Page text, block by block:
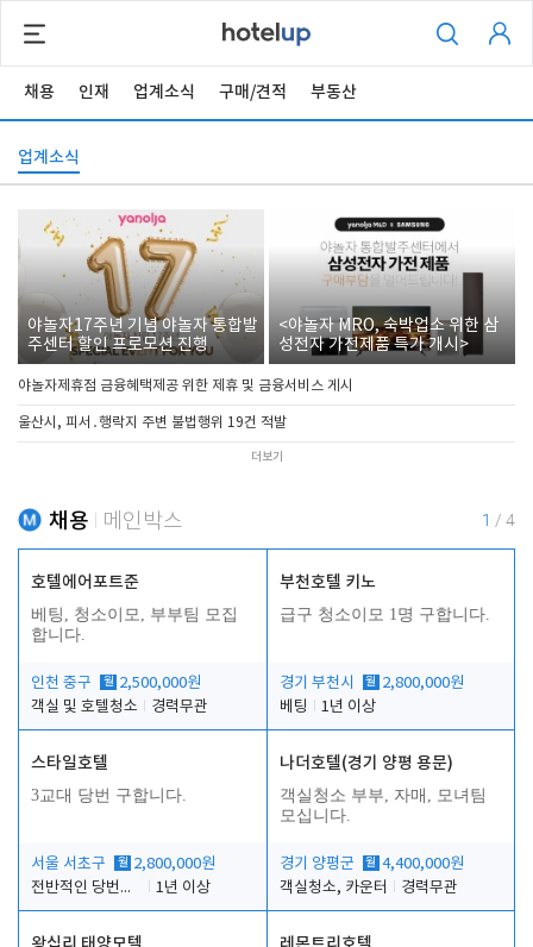
채용 인재 업계소식 구매/견적 부동산
업계소식
야놀자17주년 기념 야놀자 통합발
주센터 할인 프로모션 진행
<야놀자 MRO, 숙박업소 위한 삼
성전자 가전제품 특가 개시>
야놀자제휴점 금융혜택제공 위한 제휴 및 금융서비스 게시
울산시, 피서․행락지 주변 불법행위 19건 적발
더보기
채용 메인박스 1 / 4
호텔에어포트준
베팅, 청소이모, 부부팀 모집
합니다.
인천 중구 월 2,500,000원
객실 및 호텔청소
경력무관
부천호텔 키노
급구 청소이모 1명 구합니다.
경기 부천시 월 2,800,000원
베팅
1년 이상
스타일호텔
3교대 당번 구합니다.
서울 서초구 월 2,800,000원
전반적인 당번업무
1년 이상
나더호텔(경기 양평 용문)
객실청소 부부, 자매, 모녀팀
모십니다.
경기 양평군 월 4,400,000원
객실청소, 카운터
경력무관